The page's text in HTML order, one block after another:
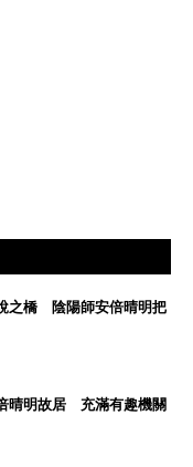
之橋 陰陽師安倍晴明把
晴明故居 充滿有趣機關